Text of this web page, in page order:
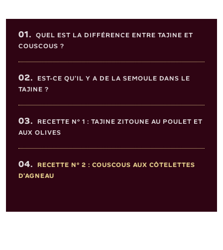
Sommaire de l'article
01. QUEL EST LA DIFFÉRENCE ENTRE TAJINE ET
COUSCOUS ?
02.
EST-CE QU'IL Y A DE LA SEMOULE DANS LE
TAJINE ?
03.
RECETTE N° 1 : TAJINE ZITOUNE AU POULET ET
AUX OLIVES
04. RECETTE N° 2 : COUSCOUS AUX CÔTELETTES
D'AGNEAU